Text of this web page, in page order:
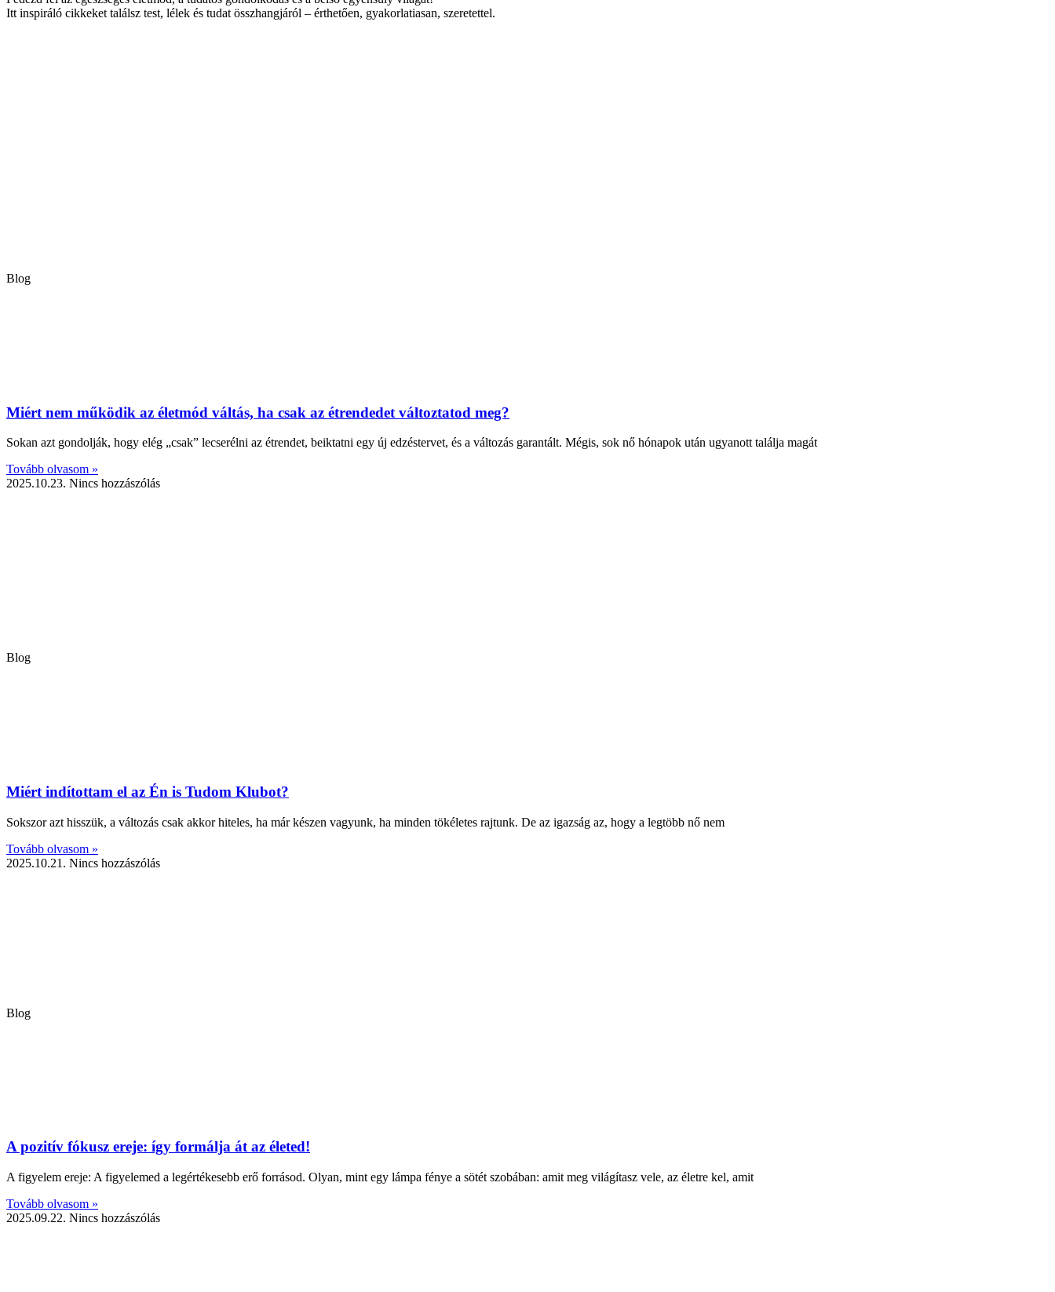
Itt inspiráló cikkeket találsz test, lélek és tudat összhangjáról – érthetően, gyakorlatiasan, szeretettel.
Blog
Miért nem működik az életmód váltás, ha csak az étrendedet változtatod meg?
Sokan azt gondolják, hogy elég „csak” lecserélni az étrendet, beiktatni egy új edzéstervet, és a változás garantált. Mégis, sok nő hónapok után ugyanott találja magát
Tovább olvasom »
2025.10.23. Nincs hozzászólás
Blog
Miért indítottam el az Én is Tudom Klubot?
Sokszor azt hisszük, a változás csak akkor hiteles, ha már készen vagyunk, ha minden tökéletes rajtunk. De az igazság az, hogy a legtöbb nő nem
Tovább olvasom »
2025.10.21. Nincs hozzászólás
Blog
A pozitív fókusz ereje: így formálja át az életed!
A figyelem ereje: A figyelemed a legértékesebb erő forrásod. Olyan, mint egy lámpa fénye a sötét szobában: amit meg világítasz vele, az életre kel, amit
Tovább olvasom »
2025.09.22. Nincs hozzászólás